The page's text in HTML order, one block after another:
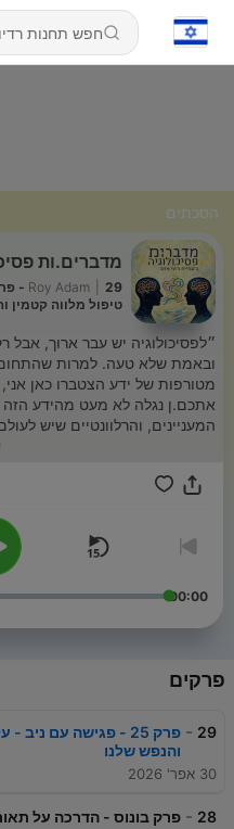
הסכתים
מדברים.ות
Roy Adam
טיפול מלווה קטמין
״לפסיכולוגיה יש עבר ארוך, אבל
ובאמת שלא טעה.
מטורפות של
אתכם.ן נגלה לא מעט מהידע
משהו? משהו התחבר לך בפרק
00:00
פרקים
29
-
פרק 25 - פגישה עם
והנפש שלנו
30 אפר' 2026
28
- פרק בונוס - הדרכה על